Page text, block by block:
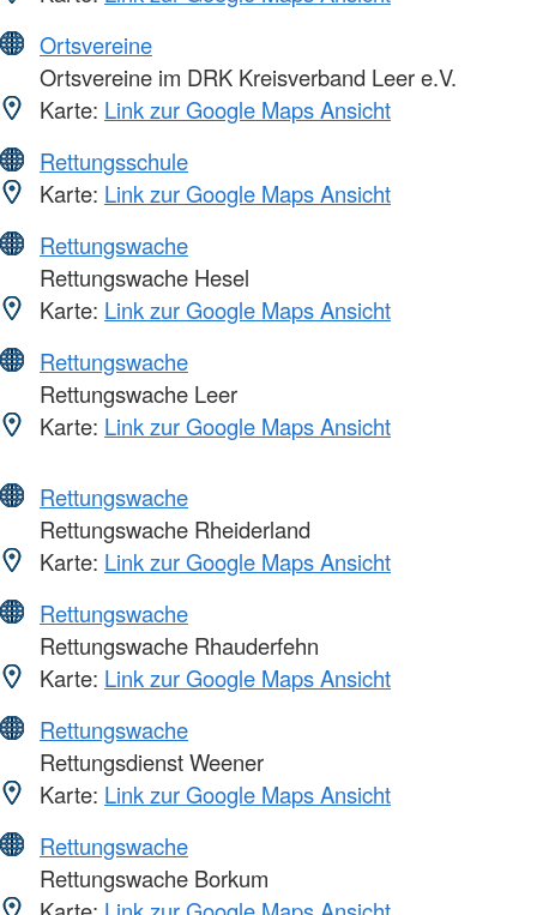
Ortsvereine
Ortsvereine im DRK Kreisverband Leer e.V.
Karte: Link zur Google Maps Ansicht
Rettungsschule
Karte: Link zur Google Maps Ansicht
Rettungswache
Rettungswache Hesel
Karte: Link zur Google Maps Ansicht
Rettungswache
Rettungswache Leer
Karte: Link zur Google Maps Ansicht
Rettungswache
Rettungswache Rheiderland
Karte: Link zur Google Maps Ansicht
Rettungswache
Rettungswache Rhauderfehn
Karte: Link zur Google Maps Ansicht
Rettungswache
Rettungsdienst Weener
Karte: Link zur Google Maps Ansicht
Rettungswache
Rettungswache Borkum